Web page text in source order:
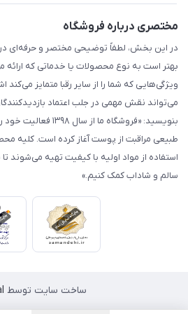
مختصری درباره فروشگاه
در این بخش، لطفاً توضیحی مختصر و حرفه‌ای
بهتر است به نوع محصولات یا خدماتی که ارائه
ویژگی‌هایی که شما را از سایر رقبا متمایز می‌کند
می‌تواند نقش مهمی در جلب اعتماد
بنویسید: «فروشگاه ما
طبیعی مراقبت از پوست آغاز کرده است. کلیه
استفاده از مواد اولیه با کیفیت تهیه می‌شوند
سالم و شاداب کمک کنیم.»
ساخت سایت توسط